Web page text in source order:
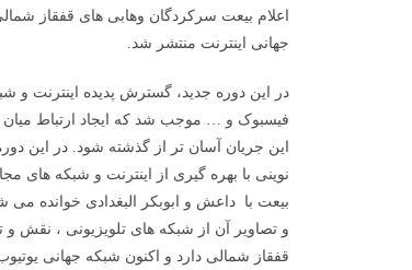
اعلام بیعت سرکردگان وهابی های قفقاز
جهانی اینترنت منتشر شد.
در این دوره جدید، گسترش پدیده اینترنت و
فیسبوک و … موجب شد که ایجاد ارتباط میان
این جریان آسان تر از گذشته شود. در این
نوینی با بهره گیری از اینترنت و شبکه های
بیعت با داعش و ابوبکر البغدادی خوانده می
و تصاویر آن از شبکه های تلویزیونی ، نقش
قفقاز شمالی دارد و اکنون شبکه جهانی